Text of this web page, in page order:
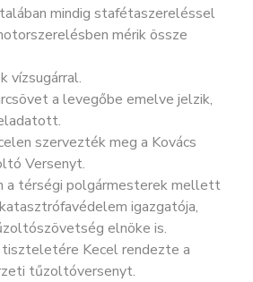
mindig stafétaszereléssel
mérik össze
vízsugárral.
a levegőbe emelve jelzik,
szervezték meg a Kovács
Versenyt.
a térségi polgármesterek mellett
igazgatója,
elnöke is.
Kecel rendezte a
tűzoltóversenyt.